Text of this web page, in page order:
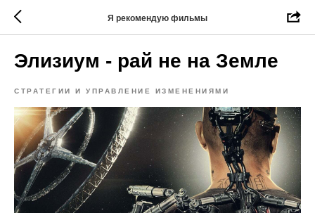
Я рекомендую фильмы
Элизиум - рай не на Земле
СТРАТЕГИИ И УПРАВЛЕНИЕ ИЗМЕНЕНИЯМИ